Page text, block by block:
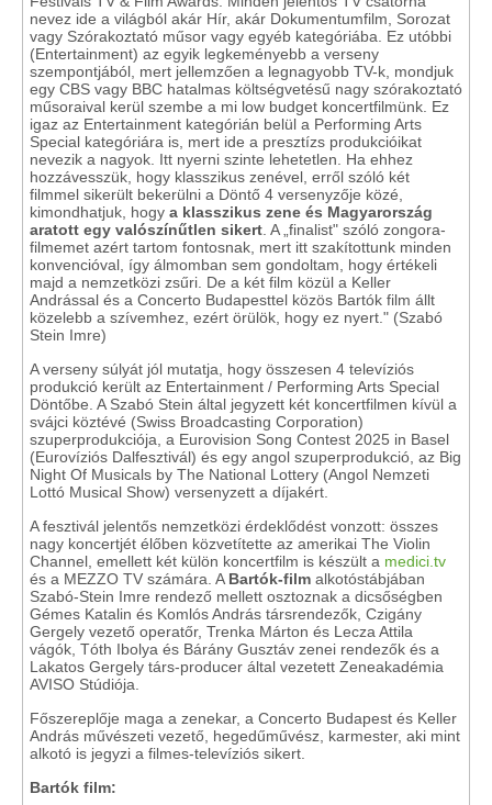
nevez ide a világból akár Hír, akár Dokumentumfilm, Sorozat
vagy Szórakoztató műsor vagy egyéb kategóriába. Ez utóbbi
(Entertainment) az egyik legkeményebb a verseny
szempontjából, mert jellemzően a legnagyobb TV-k, mondjuk
egy CBS vagy BBC hatalmas költségvetésű nagy szórakoztató
műsoraival kerül szembe a mi low budget koncertfilmünk. Ez
igaz az Entertainment kategórián belül a Performing Arts
Special kategóriára is, mert ide a presztízs produkcióikat
nevezik a nagyok. Itt nyerni szinte lehetetlen. Ha ehhez
hozzávesszük, hogy klasszikus zenével, erről szóló két
filmmel sikerült bekerülni a Döntő 4 versenyzője közé,
kimondhatjuk, hogy a klasszikus zene és Magyarország
aratott egy valószínűtlen sikert . A „finalist" szóló zongora-
filmemet azért tartom fontosnak, mert itt szakítottunk minden
konvencióval, így álmomban sem gondoltam, hogy értékeli
majd a nemzetközi zsűri. De a két film közül a Keller
Andrással és a Concerto Budapesttel közös Bartók film állt
közelebb a szívemhez, ezért örülök, hogy ez nyert." (Szabó
Stein Imre)
A verseny súlyát jól mutatja, hogy összesen 4 televíziós
produkció került az Entertainment / Performing Arts Special
Döntőbe. A Szabó Stein által jegyzett két koncertfilmen kívül a
svájci köztévé (Swiss Broadcasting Corporation)
szuperprodukciója, a Eurovision Song Contest 2025 in Basel
(Eurovíziós Dalfesztivál) és egy angol szuperprodukció, az Big
Night Of Musicals by The National Lottery (Angol Nemzeti
Lottó Musical Show) versenyzett a díjakért.
A fesztivál jelentős nemzetközi érdeklődést vonzott: összes
nagy koncertjét élőben közvetítette az amerikai The Violin
Channel, emellett két külön koncertfilm is készült a medici.tv
és a MEZZO TV számára. A Bartók-film alkotóstábjában
Szabó-Stein Imre rendező mellett osztoznak a dicsőségben
Gémes Katalin és Komlós András társrendezők, Czigány
Gergely vezető operatőr, Trenka Márton és Lecza Attila
vágók, Tóth Ibolya és Bárány Gusztáv zenei rendezők és a
Lakatos Gergely társ-producer által vezetett Zeneakadémia
AVISO Stúdiója.
Főszereplője maga a zenekar, a Concerto Budapest és Keller
András művészeti vezető, hegedűművész, karmester, aki mint
alkotó is jegyzi a filmes-televíziós sikert.
Bartók film: